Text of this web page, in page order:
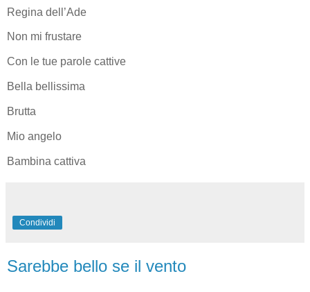
Regina dell’Ade
Non mi frustare
Con le tue parole cattive
Bella bellissima
Brutta
Mio angelo
Bambina cattiva
Condividi
Sarebbe bello se il vento